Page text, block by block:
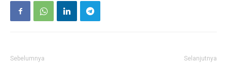
Sebelumnya Selanjutnya